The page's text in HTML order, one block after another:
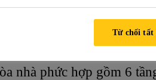
Việt Nam
nhà phức hợp gồm 6
Từ chối tất